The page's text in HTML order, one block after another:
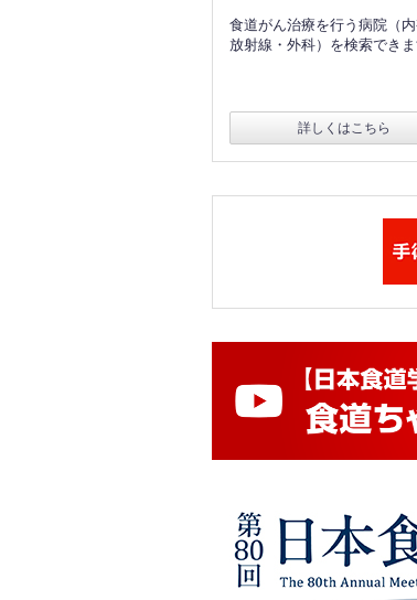
食道がん治療を行う病院（内
放射線・外科）を検索できま
詳しくはこちら